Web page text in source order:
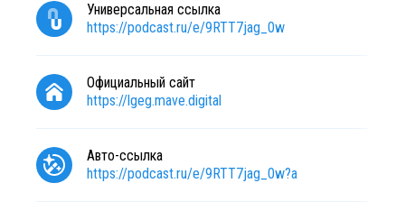
Универсальная ссылка
https://podcast.ru/e/9RTT7jag_0w
Официальный сайт
https://lgeg.mave.digital
Авто-ссылка
https://podcast.ru/e/9RTT7jag_0w?a